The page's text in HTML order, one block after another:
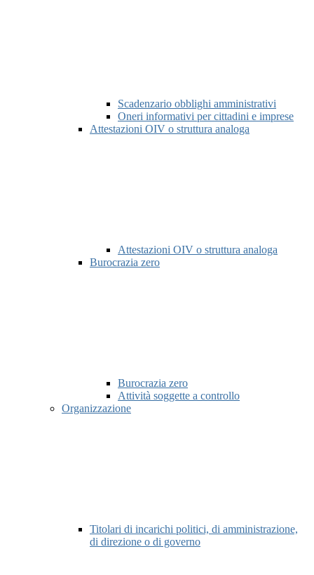
Scadenzario obblighi amministrativi
Oneri informativi per cittadini e imprese
Attestazioni OIV o struttura analoga
Attestazioni OIV o struttura analoga
Burocrazia zero
Burocrazia zero
Attività soggette a controllo
Organizzazione
Titolari di incarichi politici, di amministrazione,
di direzione o di governo